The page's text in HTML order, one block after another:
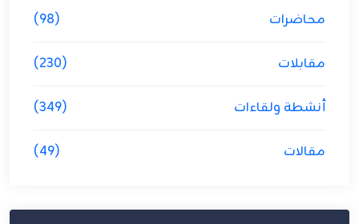
محاضرات (98)
مقابلات (230)
أنشطة ولقاءات (349)
مقالات (49)